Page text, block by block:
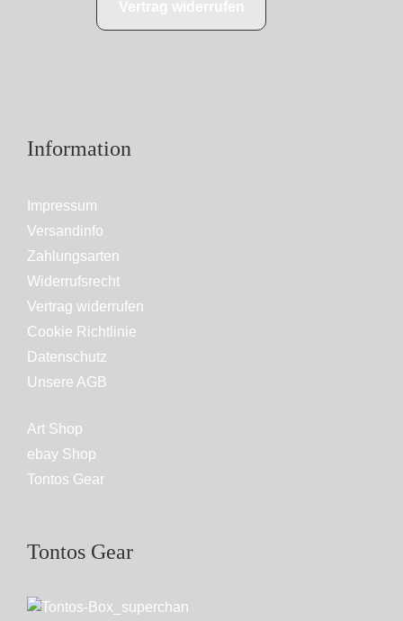
Information
Impressum
Versandinfo
Zahlungsarten
Widerrufsrecht
Vertrag widerrufen
Cookie Richtlinie
Datenschutz
Unsere AGB
Art Shop
ebay Shop
Tontos Gear
Tontos Gear